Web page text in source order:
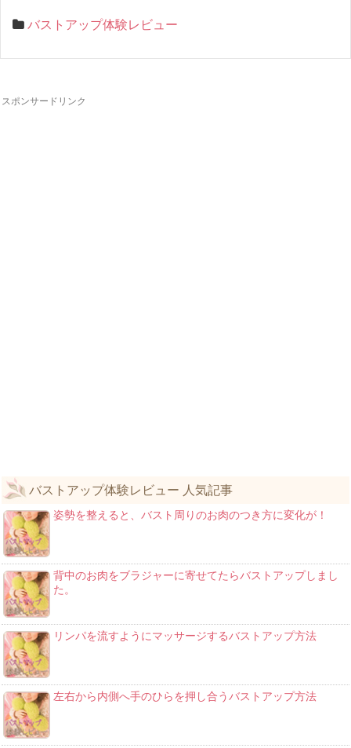
バストアップ体験レビュー
スポンサードリンク
バストアップ体験レビュー 人気記事
姿勢を整えると、バスト周りのお肉のつき方に変化が！
背中のお肉をブラジャーに寄せてたらバストアップしまし
た。
リンパを流すようにマッサージするバストアップ方法
左右から内側へ手のひらを押し合うバストアップ方法